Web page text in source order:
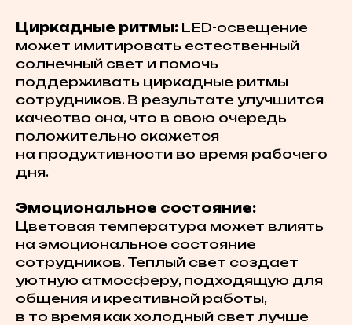
Циркадные ритмы: LED-освещение
может имитировать естественный
солнечный свет и помочь
поддерживать циркадные ритмы
сотрудников. В результате улучшится
качество сна, что в свою очередь
положительно скажется
на продуктивности во время рабочего
дня.
Эмоциональное состояние:
Цветовая температура может влиять
на эмоциональное состояние
сотрудников. Теплый свет создает
уютную атмосферу, подходящую для
общения и креативной работы,
в то время как холодный свет лучше